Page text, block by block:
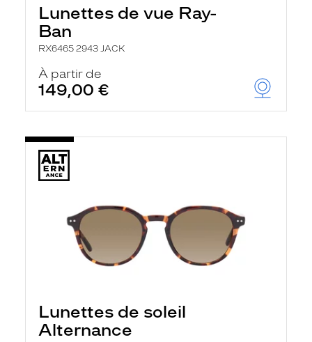
Lunettes de vue Ray-
Ban
RX6465 2943 JACK
À partir de
149,00 €
Lunettes de soleil
Alternance